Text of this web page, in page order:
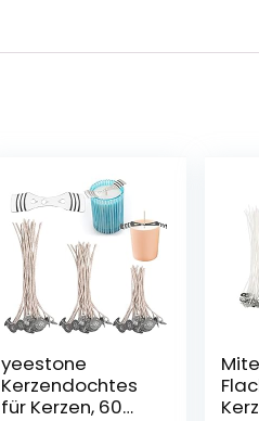
yeestone
Kerzendochtes
für Kerzen, 60